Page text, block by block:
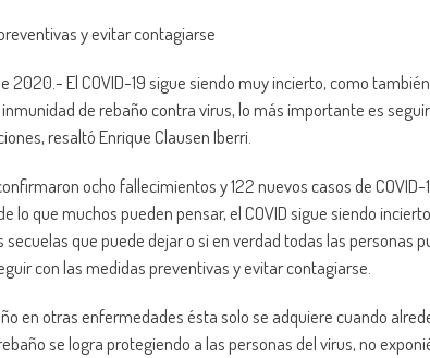
y evitar contagiarse
2020.- El COVID-19 sigue siendo muy incierto, como
de rebaño contra virus, lo más importante es
resaltó Enrique Clausen Iberri.
ocho fallecimientos y 122 nuevos casos de
lo que muchos pueden pensar, el COVID sigue siendo
que puede dejar o si en verdad todas las personas
con las medidas preventivas y evitar contagiarse.
en otras enfermedades ésta solo se adquiere cuando
se logra protegiendo a las personas del virus, no